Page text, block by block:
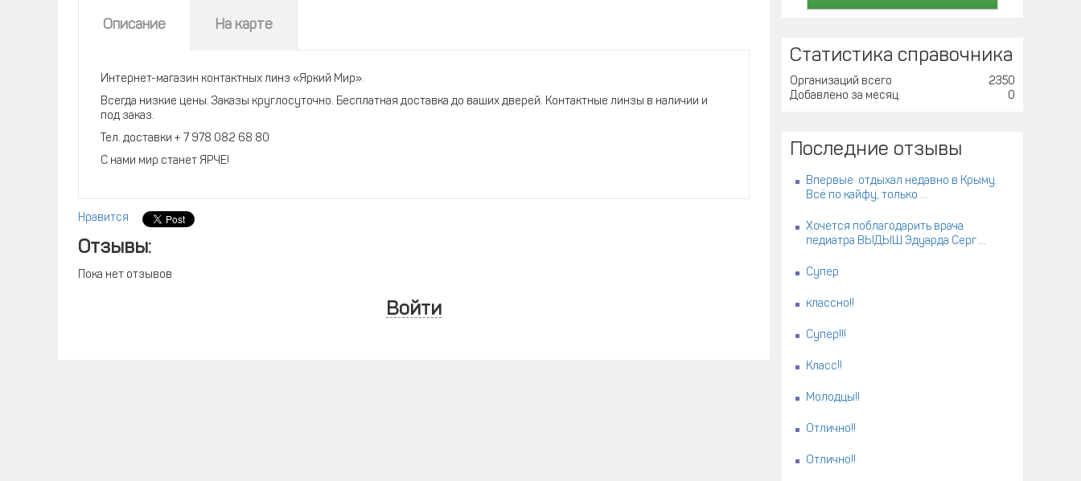
Описание На карте
Интернет-магазин контактных линз «Яркий Мир».
Всегда низкие цены. Заказы круглосуточно. Бесплатная доставка до ваших дверей. Контактные линзы в наличии и
под заказ.
Тел. доставки + 7 978 082 68 80
С нами мир станет ЯРЧЕ!
Нравится
Отзывы:
Пока нет отзывов
Войти
Статистика справочника
2350
Организаций всего
0
Добавлено за месяц
Последние отзывы
Впервые отдыхал недавно в Крыму.
Всё по кайфу, только ...
Хочется поблагодарить врача
педиатра ВЫДЫШ Эдуарда Серг ...
Супер
классно!!
Супер!!!
Класс!!
Молодцы!!
Отлично!!
Отлично!!